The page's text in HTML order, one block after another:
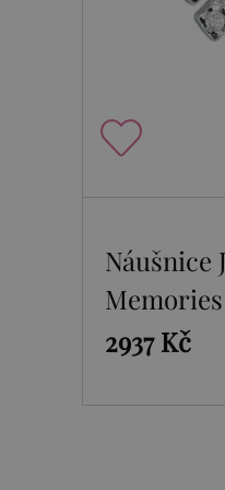
Náušnice
Memories
2937 Kč